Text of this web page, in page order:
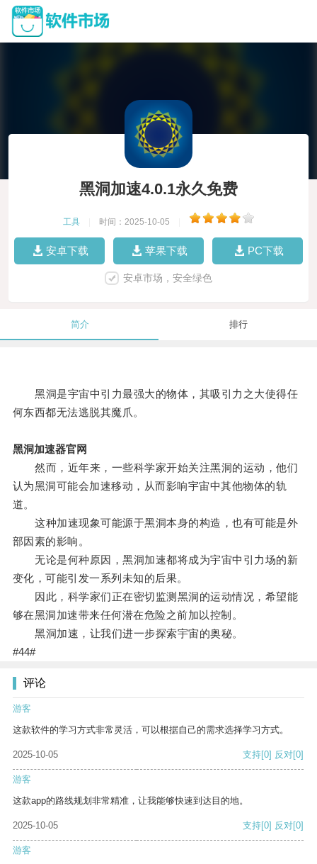
黑洞加速4.0.1永久免费
工具 时间：2025-10-05
安卓下载 苹果下载 PC下载
安卓市场，安全绿色
简介 排行
黑洞是宇宙中引力最强大的物体，其吸引力之大使得任
何东西都无法逃脱其魔爪。
黑洞加速器官网
然而，近年来，一些科学家开始关注黑洞的运动，他们
认为黑洞可能会加速移动，从而影响宇宙中其他物体的轨
道。
这种加速现象可能源于黑洞本身的构造，也有可能是外
部因素的影响。
无论是何种原因，黑洞加速都将成为宇宙中引力场的新
变化，可能引发一系列未知的后果。
因此，科学家们正在密切监测黑洞的运动情况，希望能
够在黑洞加速带来任何潜在危险之前加以控制。
黑洞加速，让我们进一步探索宇宙的奥秘。
#44#
评论
游客
这款软件的学习方式非常灵活，可以根据自己的需求选择学习方式。
2025-10-05 支持[0] 反对[0]
游客
这款app的路线规划非常精准，让我能够快速到达目的地。
2025-10-05 支持[0] 反对[0]
游客